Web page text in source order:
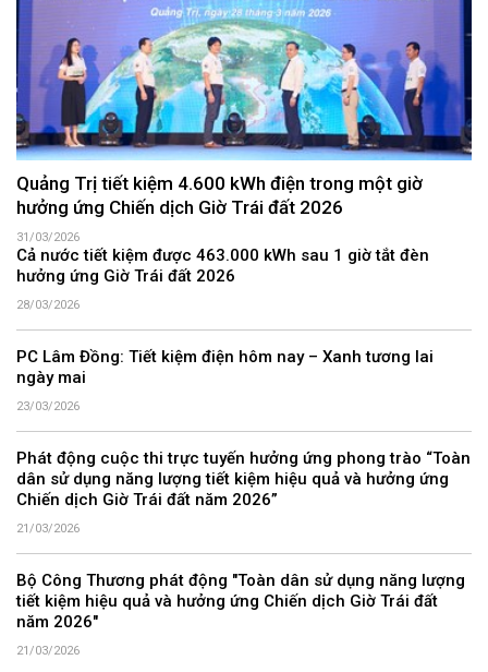
Quảng Trị tiết kiệm 4.600 kWh điện trong một giờ
hưởng ứng Chiến dịch Giờ Trái đất 2026
31/03/2026
Cả nước tiết kiệm được 463.000 kWh sau 1 giờ tắt đèn
hưởng ứng Giờ Trái đất 2026
28/03/2026
PC Lâm Đồng: Tiết kiệm điện hôm nay – Xanh tương lai
ngày mai
23/03/2026
Phát động cuộc thi trực tuyến hưởng ứng phong trào “Toàn
dân sử dụng năng lượng tiết kiệm hiệu quả và hưởng ứng
Chiến dịch Giờ Trái đất năm 2026”
21/03/2026
Bộ Công Thương phát động "Toàn dân sử dụng năng lượng
tiết kiệm hiệu quả và hưởng ứng Chiến dịch Giờ Trái đất
năm 2026"
21/03/2026